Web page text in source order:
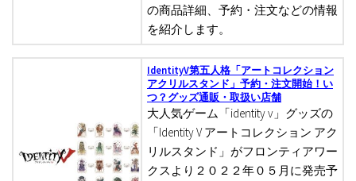
の商品詳細、予約・注文などの情報
を紹介します。
IdentityV第五人格「アートコレクション
アクリルスタンド」予約・注文開始！い
つ？グッズ通販・取扱い店舗
大人気ゲーム「identity v」グッズの
「Identity V アートコレクション アク
リルスタンド」がフロンティアワー
クスより２０２２年０５月に発売予